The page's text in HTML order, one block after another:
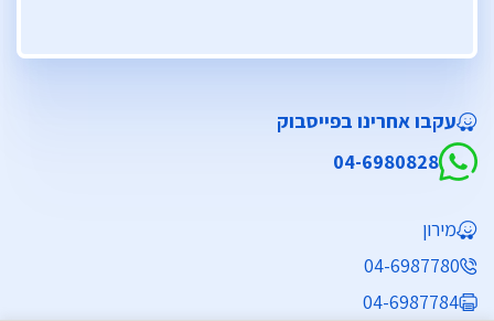
עקבו אחרינו בפייסבוק
04-6980828
מירון
04-6987780
04-6987784